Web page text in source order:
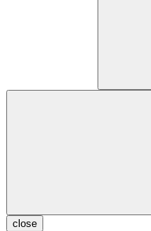
close